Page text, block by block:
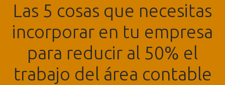
Las 5 cosas que necesitas
incorporar en tu empresa
para reducir al 50% el
trabajo del área contable